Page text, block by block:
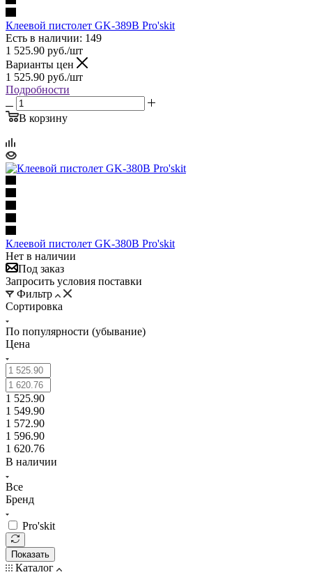
Клеевой пистолет GK-389B Pro'skit
Есть в наличии: 149
1 525.90 руб./шт
Варианты цен
1 525.90 руб./шт
Подробности
В корзину
Клеевой пистолет GK-380B Pro'skit
Нет в наличии
Под заказ
Запросить условия поставки
Фильтр
Сортировка
По популярности (убывание)
Цена
1 525.90
1 549.90
1 572.90
1 596.90
1 620.76
В наличии
Все
Бренд
Pro'skit
Показать
Каталог